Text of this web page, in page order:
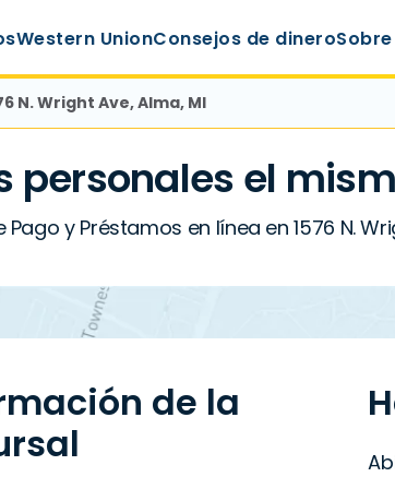
Western UnionConsejos de dinero
N. Wright Ave, Alma, MI
personales el
y Préstamos en línea en 1576 N.
de la